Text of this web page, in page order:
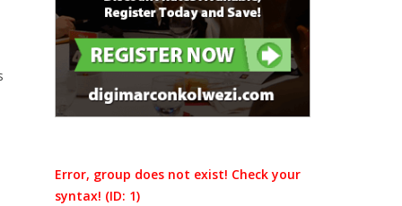
Error, group does not exist! Check your
syntax! (ID: 1)